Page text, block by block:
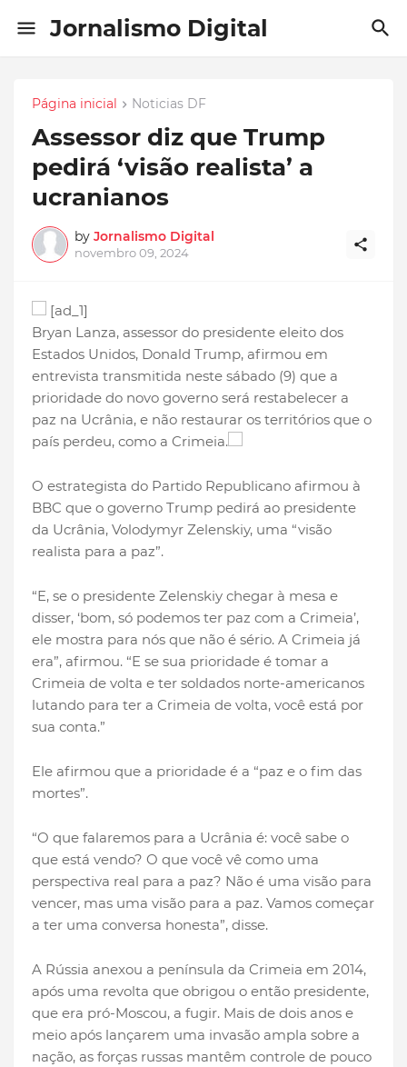
Jornalismo Digital
Página inicial Noticias DF
Assessor diz que Trump
pedirá ‘visão realista’ a
ucranianos
by Jornalismo Digital
novembro 09, 2024
[ad_1]
Bryan Lanza, assessor do presidente eleito dos
Estados Unidos, Donald Trump, afirmou em
entrevista transmitida neste sábado (9) que a
prioridade do novo governo será restabelecer a
paz na Ucrânia, e não restaurar os territórios que o
país perdeu, como a Crimeia.
O estrategista do Partido Republicano afirmou à
BBC que o governo Trump pedirá ao presidente
da Ucrânia, Volodymyr Zelenskiy, uma “visão
realista para a paz”.
“E, se o presidente Zelenskiy chegar à mesa e
disser, ‘bom, só podemos ter paz com a Crimeia’,
ele mostra para nós que não é sério. A Crimeia já
era”, afirmou. “E se sua prioridade é tomar a
Crimeia de volta e ter soldados norte-americanos
lutando para ter a Crimeia de volta, você está por
sua conta.”
Ele afirmou que a prioridade é a “paz e o fim das
mortes”.
“O que falaremos para a Ucrânia é: você sabe o
que está vendo? O que você vê como uma
perspectiva real para a paz? Não é uma visão para
vencer, mas uma visão para a paz. Vamos começar
a ter uma conversa honesta”, disse.
A Rússia anexou a península da Crimeia em 2014,
após uma revolta que obrigou o então presidente,
que era pró-Moscou, a fugir. Mais de dois anos e
meio após lançarem uma invasão ampla sobre a
nação, as forças russas mantêm controle de pouco